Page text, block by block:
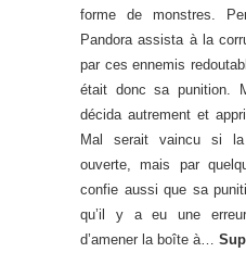
forme de monstres.
Pandora assista à la
par ces ennemis
était donc sa punition.
décida autrement et
Mal serait vaincu si
ouverte, mais par
confie aussi que sa
qu’il y a eu une
d’amener la boîte à…